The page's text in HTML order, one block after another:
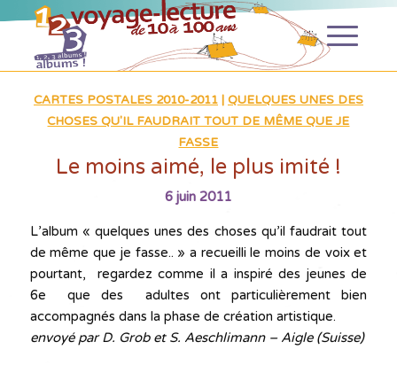
CARTES POSTALES 2010-2011| QUELQUES UNES DES
CHOSES QU'IL FAUDRAIT TOUT DE MÊME QUE JE
FASSE
Le moins aimé, le plus imité !
6 juin 2011
L’album « quelques unes des choses qu’il faudrait tout
de même que je fasse.. » a recueilli le moins de voix et
pourtant, regardez comme il a inspiré des jeunes de
6e que des adultes ont particulièrement bien
accompagnés dans la phase de création artistique.
envoyé par D. Grob et S. Aeschlimann – Aigle (Suisse)